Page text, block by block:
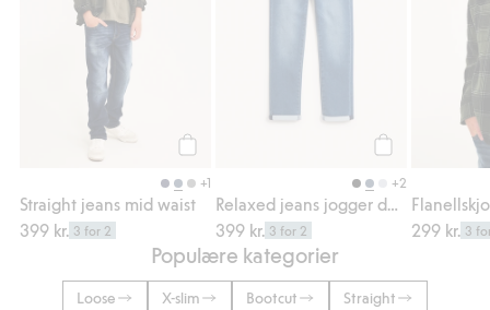
+1
Straight jeans mid waist
399 kr. 3 for 2
+2
399 kr. 3 for 2 299 kr. 3
Populære kategorier
Loose X-slim Bootcut
Straight